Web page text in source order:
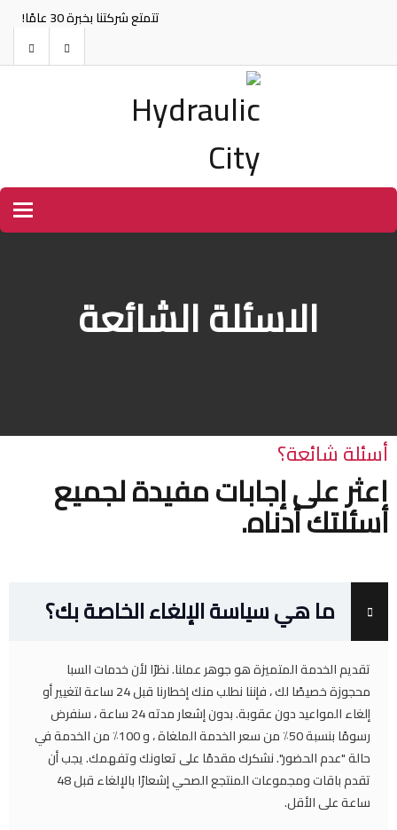
تتمتع شركتنا بخبرة 30 عامًا!
الاسئلة الشائعة
أسئلة شائعة؟
اعثر على إجابات مفيدة لجميع
أسئلتك أدناه.
ما هي سياسة الإلغاء الخاصة بك؟
تقديم الخدمة المتميزة هو جوهر عملنا. نظرًا لأن خدمات السبا
محجوزة خصيصًا لك ، فإننا نطلب منك إخطارنا قبل 24 ساعة لتغيير أو
إلغاء المواعيد دون عقوبة. بدون إشعار مدته 24 ساعة ، سنفرض
رسومًا بنسبة 50٪ من سعر الخدمة الملغاة ، و 100٪ من الخدمة في
حالة "عدم الحضور". نشكرك مقدمًا على تعاونك وتفهمك. يجب أن
تقدم باقات ومجموعات المنتجع الصحي إشعارًا بالإلغاء قبل 48
ساعة على الأقل.